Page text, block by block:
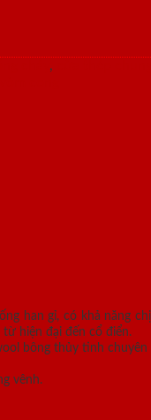
,
han gỉ, có khả năng
hiện đại đến cổ điển.
bông thủy tinh
vênh.